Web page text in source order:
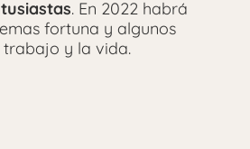
. En 2022 habrá
fortuna y algunos
trabajo y la vida.